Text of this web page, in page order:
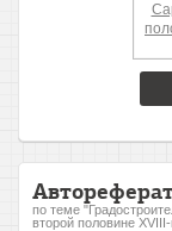
по теме
второй половине